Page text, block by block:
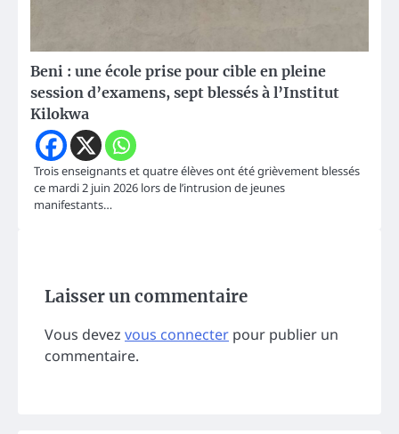
Beni : une école prise pour cible en pleine
session d’examens, sept blessés à l’Institut
Kilokwa
Trois enseignants et quatre élèves ont été grièvement blessés
ce mardi 2 juin 2026 lors de l’intrusion de jeunes
manifestants…
Laisser un commentaire
Vous devez vous connecter pour publier un
commentaire.